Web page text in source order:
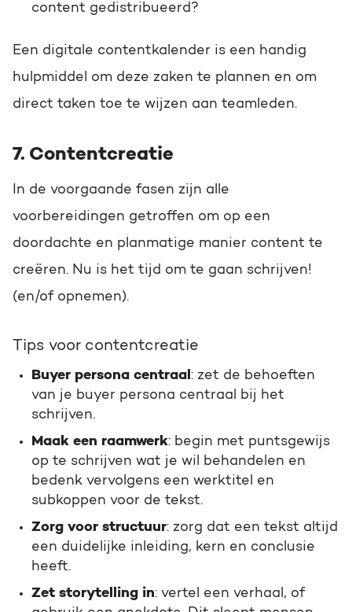
content gedistribueerd?
Een digitale contentkalender is een handig
hulpmiddel om deze zaken te plannen en om
direct taken toe te wijzen aan teamleden.
7. Contentcreatie
In de voorgaande fasen zijn alle
voorbereidingen getroffen om op een
doordachte en planmatige manier content te
creëren. Nu is het tijd om te gaan schrijven!
(en/of opnemen).
Tips voor contentcreatie
Buyer persona centraal : zet de behoeften
van je buyer persona centraal bij het
schrijven.
Maak een raamwerk: begin met puntsgewijs
op te schrijven wat je wil behandelen en
bedenk vervolgens een werktitel en
subkoppen voor de tekst.
Zorg voor structuur: zorg dat een tekst altijd
een duidelijke inleiding, kern en conclusie
heeft.
Zet storytelling in: vertel een verhaal, of